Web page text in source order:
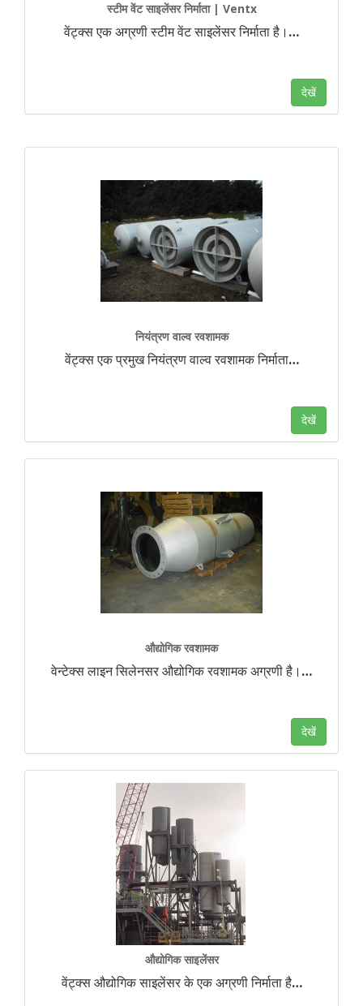
स्टीम वेंट साइलेंसर निर्माता | Ventx
वेंट्क्स एक अग्रणी स्टीम वेंट साइलेंसर निर्माता है। …
देखें
नियंत्रण वाल्व रवशामक
वेंट्क्स एक प्रमुख नियंत्रण वाल्व रवशामक निर्माता…
देखें
औद्योगिक रवशामक
वेन्टेक्स लाइन सिलेनसर औद्योगिक रवशामक अग्रणी है। …
देखें
औद्योगिक साइलेंसर
वेंट्क्स औद्योगिक साइलेंसर के एक अग्रणी निर्माता है…